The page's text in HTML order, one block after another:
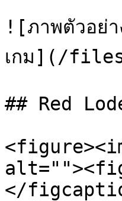
![ภาพตัวอย่า
เกม](/files/-
## Red
</